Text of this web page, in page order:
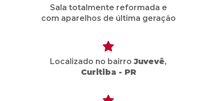
Sala totalmente reformada e
com aparelhos de última geração
Localizado no bairroJuvevê,
Curitiba - PR